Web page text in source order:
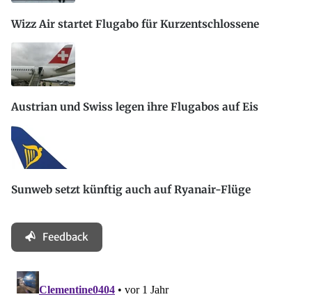
Wizz Air startet Flugabo für Kurzentschlossene
Austrian und Swiss legen ihre Flugabos auf Eis
Sunweb setzt künftig auch auf Ryanair-Flüge
Feedback